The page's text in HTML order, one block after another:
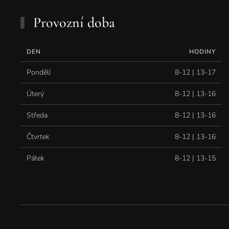
Provozní doba
DEN HODINY
Pondělí 8-12 | 13-17
Úterý 8-12 | 13-16
Středa 8-12 | 13-16
Čtvrtek 8-12 | 13-16
Pátek 8-12 | 13-15